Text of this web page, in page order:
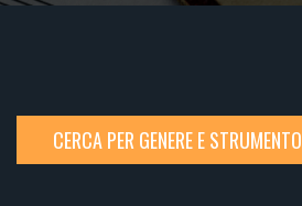
CERCA PER GENERE E STRUMENTO